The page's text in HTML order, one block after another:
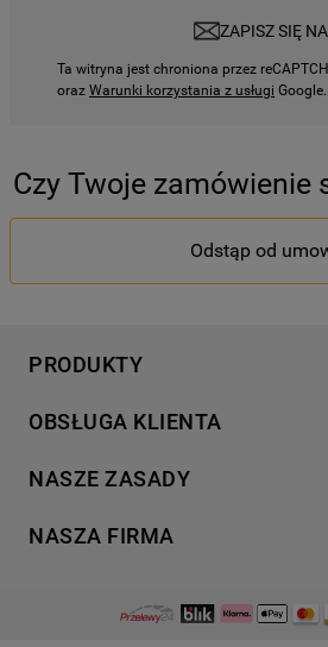
ZAPISZ SIĘ
Ta witryna jest chroniona przez
oraz Warunki korzystania z usługi Google.
Czy Twoje zamówienie
Odstąp od
PRODUKTY
Chłodnictwo
Gotowanie
Dodatkowe produkty
OBSŁUGA KLIENTA
Napisz do nas
Gwarancja
Rozwiązywanie problemów
NASZE ZASADY
Polityka prywatności
Regulamin sklepu
NASZA FIRMA
Strategia podatkowa